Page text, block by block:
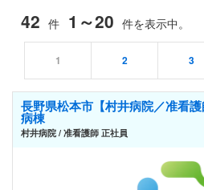
42 件 1～20 件を表示中。
1 2 3
長野県松本市【村井病院／准看
病棟
村井病院 / 准看護師 正社員